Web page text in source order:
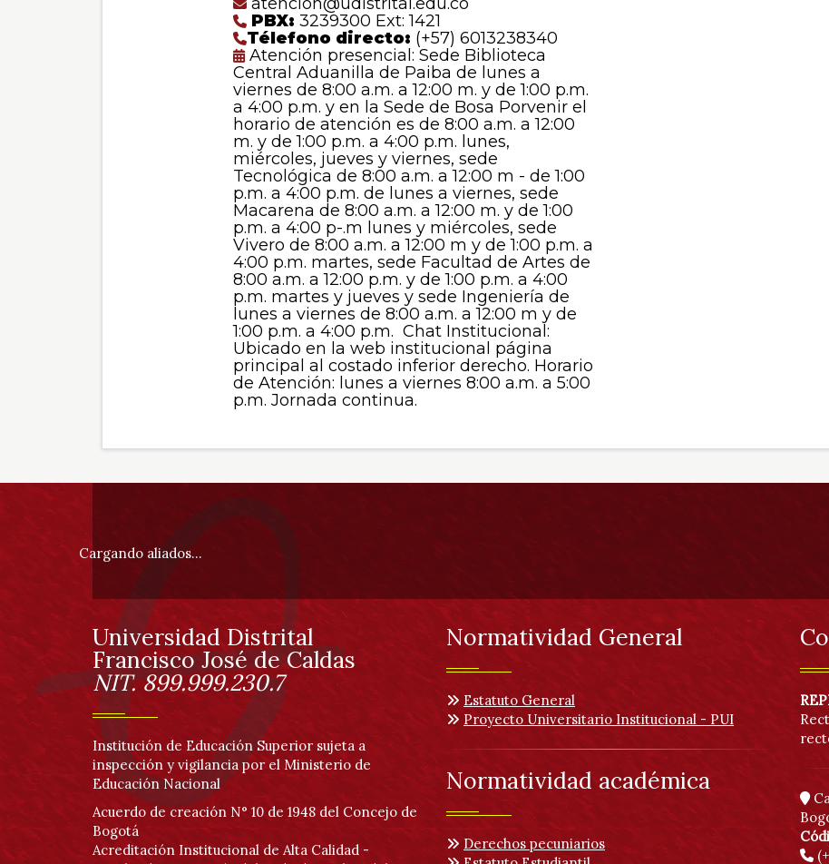
PBX: 3239300 Ext: 1421
Télefono directo: (+57) 6013238340
Atención presencial: Sede Biblioteca
Central Aduanilla de Paiba de lunes a
viernes de 8:00 a.m. a 12:00 m. y de 1:00 p.m.
a 4:00 p.m. y en la Sede de Bosa Porvenir el
horario de atención es de 8:00 a.m. a 12:00
m. y de 1:00 p.m. a 4:00 p.m. lunes,
miércoles, jueves y viernes, sede
Tecnológica de 8:00 a.m. a 12:00 m - de 1:00
p.m. a 4:00 p.m. de lunes a viernes, sede
Macarena de 8:00 a.m. a 12:00 m. y de 1:00
p.m. a 4:00 p-.m lunes y miércoles, sede
Vivero de 8:00 a.m. a 12:00 m y de 1:00 p.m. a
4:00 p.m. martes, sede Facultad de Artes de
8:00 a.m. a 12:00 p.m. y de 1:00 p.m. a 4:00
p.m. martes y jueves y sede Ingeniería de
lunes a viernes de 8:00 a.m. a 12:00 m y de
1:00 p.m. a 4:00 p.m. Chat Institucional:
Ubicado en la web institucional página
principal al costado inferior derecho. Horario
de Atención: lunes a viernes 8:00 a.m. a 5:00
p.m. Jornada continua.
Información
pie
de
página
Cargando aliados...
Información
Universidad Distrital
Francisco José de Caldas
NIT. 899.999.230.7
Institución de Educación Superior sujeta a
inspección y vigilancia por el Ministerio de
Educación Nacional
Acuerdo de creación N° 10 de 1948 del Concejo de
Bogotá
Acreditación Institucional de Alta Calidad -
Normatividad General
Estatuto General
Proyecto Universitario Institucional - PUI
Normatividad académica
Derechos pecuniarios